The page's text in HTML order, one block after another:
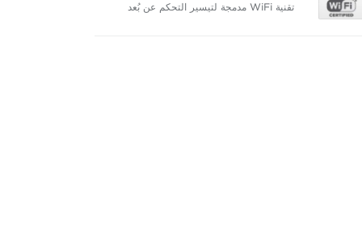
تقنية WiFi مدمجة لتيسير التحكم عن بُعد